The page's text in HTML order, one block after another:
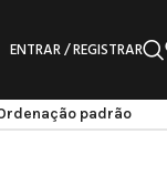
ENTRAR / REGISTRAR